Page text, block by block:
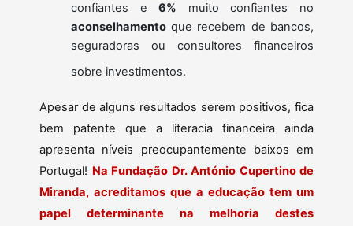
confiantes e6% muito confiantes no
aconselhamento que recebem de bancos,
seguradoras ou consultores financeiros
sobre investimentos.
Apesar de alguns resultados serem positivos, fica
bem patente que a literacia financeira ainda
apresenta níveis preocupantemente baixos em
Portugal! Na Fundação Dr. António Cupertino de
Miranda, acreditamos que a educação tem um
papel determinante na melhoria destes